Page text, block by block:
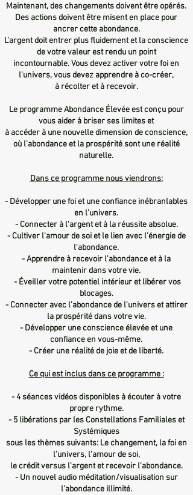
Maintenant, des changements doivent être opérés.
Des actions doivent être misent en place pour
ancrer cette abondance.
L'argent doit entrer plus fluidement et la conscience
de votre valeur est rendu un point
incontournable. Vous devez activer votre foi en
l'univers, vous devez apprendre à co-créer,
à récolter et à recevoir.
Le programme Abondance Élevée est conçu pour
vous aider à briser ses limites et
à accéder à une nouvelle dimension de conscience,
où l'abondance et la prospérité sont une réalité
naturelle.
Dans ce programme nous viendrons:
- Développer une foi et une confiance inébranlables
en l'univers.
- Connecter à l'argent et à la réussite absolue.
- Cultiver l'amour de soi et le lien avec l'énergie de
l'abondance.
- Apprendre à recevoir l'abondance et à la
maintenir dans votre vie.
- Éveiller votre potentiel intérieur et libérer vos
blocages.
- Connecter avec l'abondance de l'univers et attirer
la prospérité dans votre vie.
- Développer une conscience élevée et une
confiance en vous-même.
- Créer une réalité de joie et de liberté.
Ce qui est inclus dans ce programme :
- 4 séances vidéos disponibles à écouter à votre
propre rythme.
- 5 libérations par les Constellations Familiales et
Systémiques
sous les thèmes suivants: Le changement, la foi en
l'univers, l'amour de soi,
le crédit versus l'argent et recevoir l'abondance.
- Un nouvel audio méditation/visualisation sur
l'abondance illimité.